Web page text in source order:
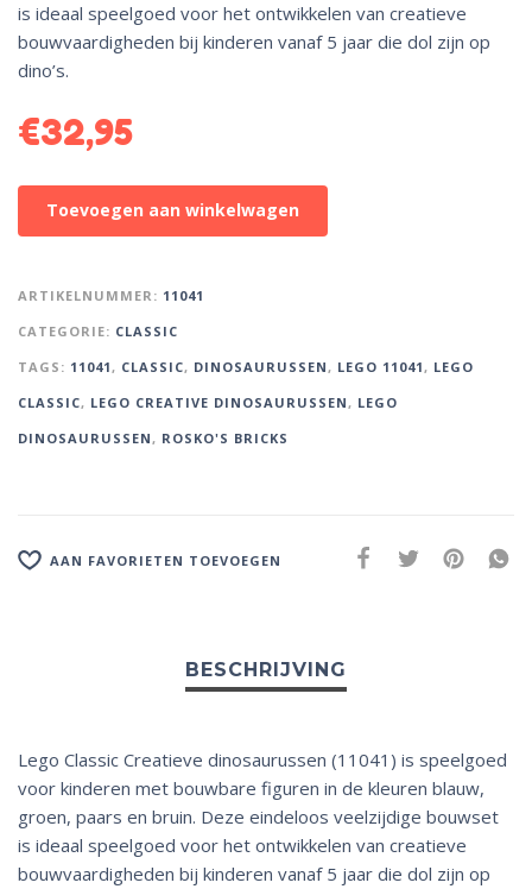
is ideaal speelgoed voor het ontwikkelen van creatieve
bouwvaardigheden bij kinderen vanaf 5 jaar die dol zijn op
dino’s.
€32,95
Toevoegen aan winkelwagen
a
t
ARTIKELNUMMER: 11041
CATEGORIE: CLASSIC
TAGS: 11041, CLASSIC, DINOSAURUSSEN, LEGO 11041, LEGO
CLASSIC, LEGO CREATIVE DINOSAURUSSEN, LEGO
DINOSAURUSSEN, ROSKO'S BRICKS
AAN FAVORIETEN TOEVOEGEN
Lego Classic Creatieve dinosaurussen (11041) is speelgoed
voor kinderen met bouwbare figuren in de kleuren blauw,
groen, paars en bruin. Deze eindeloos veelzijdige bouwset
is ideaal speelgoed voor het ontwikkelen van creatieve
bouwvaardigheden bij kinderen vanaf 5 jaar die dol zijn op